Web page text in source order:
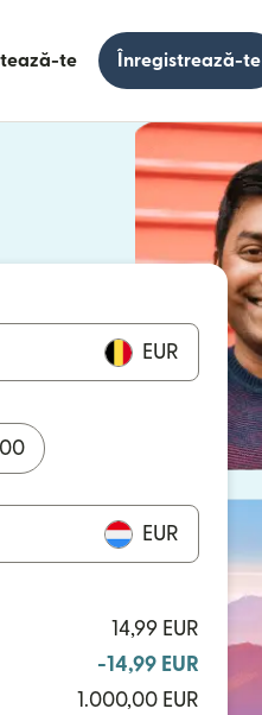
te Înregistrează-te
nouă)
nouă)
EUR
EUR
14,99 EUR
-14,99 EUR
1.000,00 EUR